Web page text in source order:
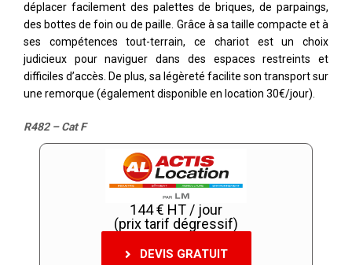
déplacer facilement des palettes de briques, de parpaings,
des bottes de foin ou de paille. Grâce à sa taille compacte et à
ses compétences tout-terrain, ce chariot est un choix
judicieux pour naviguer dans des espaces restreints et
difficiles d’accès. De plus, sa légèreté facilite son transport sur
une remorque (également disponible en location 30€/jour).
R482 – Cat F
144 € HT / jour
(prix tarif dégressif)
DEVIS GRATUIT